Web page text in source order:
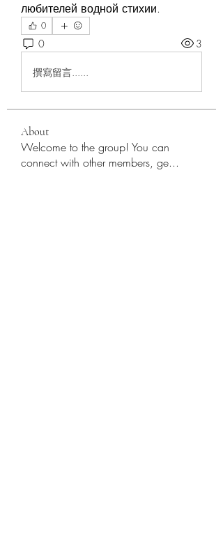
любителей водной стихии.
0
0 3
撰寫留言......
About
Welcome to the group! You can
connect with other members, ge...